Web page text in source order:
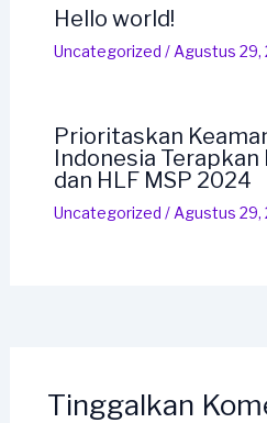
Hello world!
Uncategorized / Agustus 29,
Prioritaskan
Indonesia Terapkan
dan HLF MSP 2024
Uncategorized / Agustus 29,
Tinggalkan